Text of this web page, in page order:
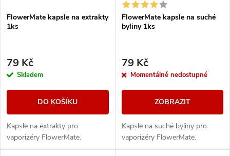
FlowerMate kapsle na extrakty
1ks
79 Kč
Skladem
DO KOŠÍKU
Kapsle na extrakty pro
vaporizéry FlowerMate.
FlowerMate kapsle na suché
byliny 1ks
79 Kč
Momentálně nedostupné
ZOBRAZIT
Kapsle na suché byliny pro
vaporizéry FlowerMate.